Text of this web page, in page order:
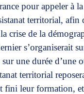
pour appeler à
territorial, afin
crise de la
s’organiserait
une durée d’une
territorial
fini leur formation,